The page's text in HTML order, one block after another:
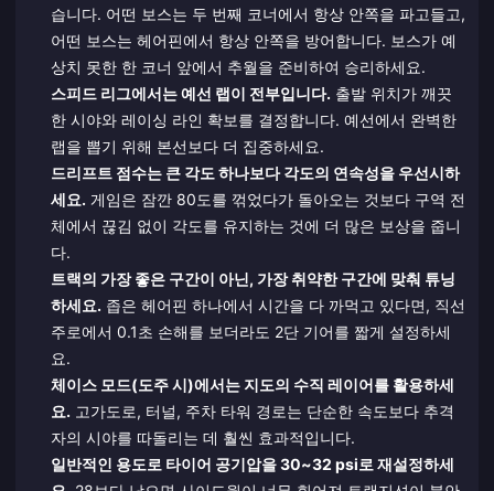
습니다. 어떤 보스는 두 번째 코너에서 항상 안쪽을 파고들고,
어떤 보스는 헤어핀에서 항상 안쪽을 방어합니다. 보스가 예
상치 못한 한 코너 앞에서 추월을 준비하여 승리하세요.
스피드 리그에서는 예선 랩이 전부입니다. 출발 위치가 깨끗
한 시야와 레이싱 라인 확보를 결정합니다. 예선에서 완벽한
랩을 뽑기 위해 본선보다 더 집중하세요.
드리프트 점수는 큰 각도 하나보다 각도의 연속성을 우선시하
세요. 게임은 잠깐 80도를 꺾었다가 돌아오는 것보다 구역 전
체에서 끊김 없이 각도를 유지하는 것에 더 많은 보상을 줍니
다.
트랙의 가장 좋은 구간이 아닌, 가장 취약한 구간에 맞춰 튜닝
하세요. 좁은 헤어핀 하나에서 시간을 다 까먹고 있다면, 직선
주로에서 0.1초 손해를 보더라도 2단 기어를 짧게 설정하세
요.
체이스 모드(도주 시)에서는 지도의 수직 레이어를 활용하세
요. 고가도로, 터널, 주차 타워 경로는 단순한 속도보다 추격
자의 시야를 따돌리는 데 훨씬 효과적입니다.
일반적인 용도로 타이어 공기압을 30~32 psi로 재설정하세